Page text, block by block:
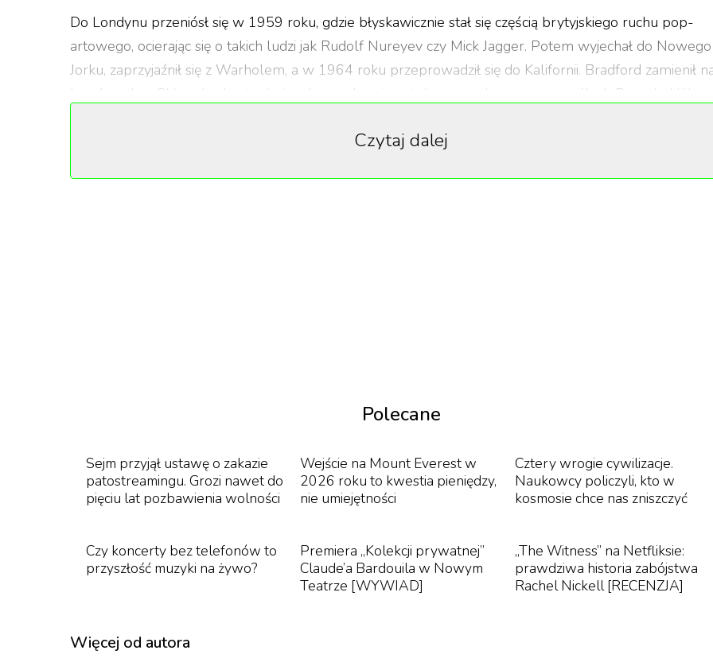
Do Londynu przeniósł się w 1959 roku, gdzie błyskawicznie stał się częścią brytyjskiego ruchu pop-
artowego, ocierając się o takich ludzi jak Rudolf Nureyev czy Mick Jagger. Potem wyjechał do Nowego
Jorku, zaprzyjaźnił się z Warholem, a w 1964 roku przeprowadził się do Kalifornii. Bradford zamienił
Los Angeles. Chłopak z brytyjskiej rodziny robotniczej i słoneczne baseny przy willach Beverly Hills –
W ostatnich latach Hockney tworzył prace na iPadzie, które przyciągnęły do jego twórczości nowe,
młodsze pokolenia odbiorców. Śmieszyło go, gdy ktoś pytał, czy to „prawdziwe” malarstwo.
We Two Boys Together Clinging (1961)
Na początku lat sześćdziesiątych Hockney stworzył prace, które z zuchwałością łączyły
pop-artową estetykę z osobistą ikonografią – We Two Boys Together Clinging i Doll
Tytuł pochodzi z wiersza Walta Whitmana, ale obraz odwołuje się też do prasowego
nagłówka Two Boys Cling to Cliff All Night, który był ukrytą aluzją do fascynacji
„Chciałem propagować coś, co nie było propagowane, szczególnie wśród studentów –
Czytaj dalej
Polecane
Sejm przyjął ustawę o zakazie
patostreamingu. Grozi nawet do
pięciu lat pozbawienia wolności
Wejście na Mount Everest w
2026 roku to kwestia pieniędzy,
nie umiejętności
Cztery wrogie cywilizacje.
Naukowcy policzyli, kto w
kosmosie chce nas zniszczyć
Czy koncerty bez telefonów to
przyszłość muzyki na żywo?
Premiera „Kolekcji prywatnej”
Claude’a Bardouila w Nowym
Teatrze [WYWIAD]
„The Witness” na Netfliksie:
prawdziwa historia zabójstwa
Rachel Nickell [RECENZJA]
Więcej od autora